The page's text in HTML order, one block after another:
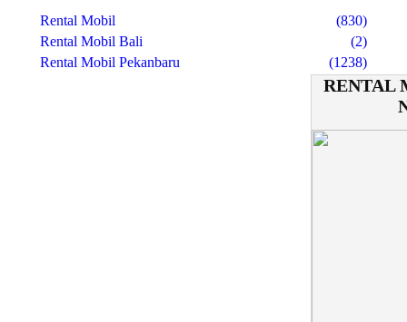
Rental Mobil
(830)
Rental Mobil Bali
(2)
Rental Mobil Pekanbaru
(1238)
RENTAL